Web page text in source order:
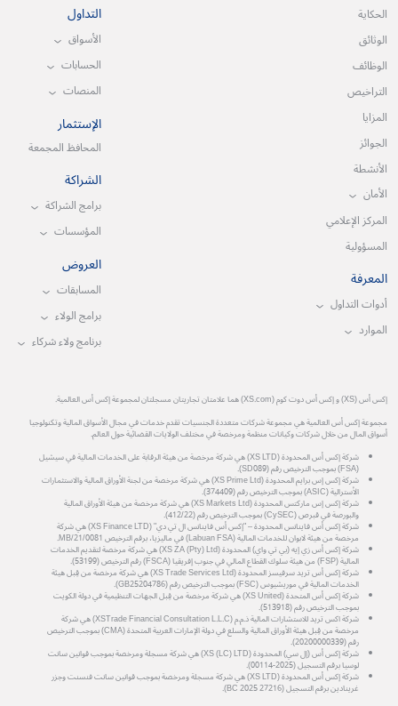
الحكاية
الوثائق
الوظائف
التراخيص
المزايا
الجوائز
الأنشطة
الأمان
المركز الإعلامي
المسؤولية
المعرفة
أدوات التداول
الموارد
التداول
الأسواق
الحسابات
المنصات
الإستثمار
المحافظ المجمعة
الشراكة
برامج الشراكة
المؤسسات
العروض
المسابقات
برامج الولاء
برنامج ولاء شركاء
إكس أس (XS) و إكس أس دوت كوم (XS.com) هما علامتان تجاريتان مسجلتان لمجموعة إكس أس العالمية.
مجموعة إكس أس العالمية هي مجموعة شركات متعددة الجنسيات تقدم خدمات في مجال الأسواق المالية وتكنولوجيا
أسواق المال من خلال شركات وكيانات منظمة ومرخصة في مختلف الولايات القضائية حول العالم.
شركة إكس أس المحدودة (XS LTD) هي شركة مرخصة من هيئة الرقابة على الخدمات المالية في سيشيل
(FSA) بموجب الترخيص رقم (SD089).
شركة إكس إس برايم المحدودة (XS Prime Ltd) هي شركة مرخصة من لجنة الأوراق المالية والاستثمارات
الأسترالية (ASIC) بموجب الترخيص رقم (374409).
شركة إكس إس ماركتس المحدودة (XS Markets Ltd) هي شركة مرخصة من هيئة الأوراق المالية
والبورصة في قبرص (CySEC) بموجب الترخيص رقم (412/22).
شركة إكس أس فاينانس المحدودة – "إكس أس فاينانس ال تي دي" (XS Finance LTD) هي شركة
مرخصة من هيئة لابوان للخدمات المالية (Labuan FSA) في ماليزيا، برقم الترخيص MB/21/0081.
شركة إكس أس زي إيه (بي تي واي) المحدودة (XS ZA (Pty) Ltd) هي شركة مرخصة لتقديم الخدمات
المالية (FSP) من هيئة سلوك القطاع المالي في جنوب إفريقيا (FSCA) رقم الترخيص (53199).
شركة إكس أس تريد سرفيسز المحدودة (XS Trade Services Ltd) هي شركة مرخصة من قِبل هيئة
الخدمات المالية في موريشيوس (FSC) بموجب الترخيص رقم (GB25204786).
شركة إكس أس المتحدة (XS United) هي شركة مرخصة من قِبل الجهات التنظيمية في دولة الكويت
بموجب الترخيص رقم (513918).
شركة اكس تريد للاستشارات المالية ذ.م.م (XSTrade Financial Consultation L.L.C) هي شركة
مرخصة من قِبل هيئة الأوراق المالية والسلع في دولة الإمارات العربية المتحدة (CMA) بموجب الترخيص
رقم (20200000339).
شركة إكس أس (إل سي) المحدودة (XS (LC) LTD) هي شركة مسجلة ومرخصة بموجب قوانين سانت
لوسيا برقم التسجيل (2025-00114).
شركة إكس أس المحدودة (XS LTD) هي شركة مسجلة ومرخصة بموجب قوانين سانت فنسنت وجزر
غرينادين برقم التسجيل (27216 BC 2025).